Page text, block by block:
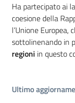
Ha partecipato ai
coesione della
l’Unione
sottolinenando in
regioni in questo
Ultimo